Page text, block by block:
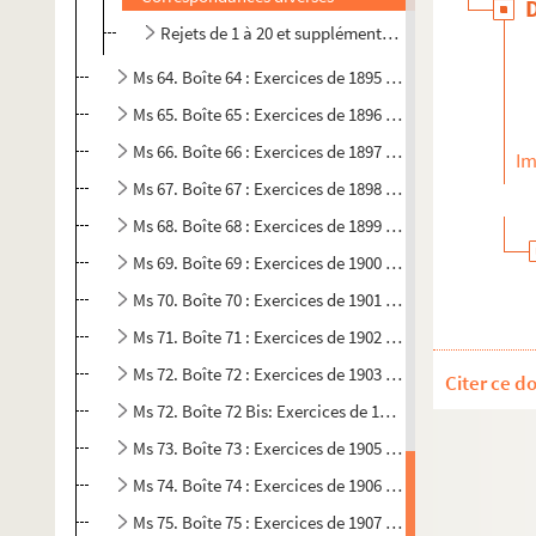
Rejets de 1 à 20 et supplémentaires
Ms 64. Boîte 64 : Exercices de 1895 à 1896
Ms 65. Boîte 65 : Exercices de 1896 à 1897
Ms 66. Boîte 66 : Exercices de 1897 à 1898
Ms 67. Boîte 67 : Exercices de 1898 à 1899
Ms 68. Boîte 68 : Exercices de 1899 à 1900
Ms 69. Boîte 69 : Exercices de 1900 à 1901
Ms 70. Boîte 70 : Exercices de 1901 à 1902
Ms 71. Boîte 71 : Exercices de 1902 à 1903
Ms 72. Boîte 72 : Exercices de 1903 à 1904
Ms 72. Boîte 72 Bis: Exercices de 1904 à 1905
Ms 73. Boîte 73 : Exercices de 1905 à 1906
Ms 74. Boîte 74 : Exercices de 1906 à 1907
Ms 75. Boîte 75 : Exercices de 1907 à 1908
Citer ce